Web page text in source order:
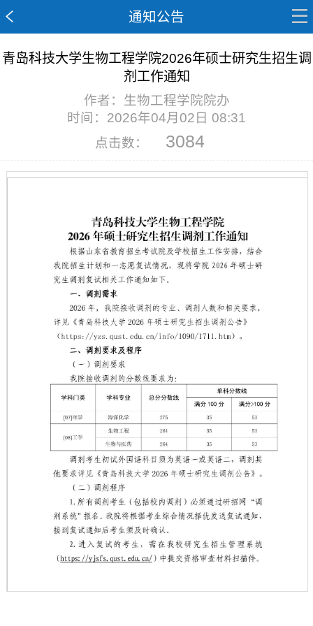
通知公告
青岛科技大学生物工程学院2026年硕士研究生招生调
剂工作通知
作者：生物工程学院院办
时间：2026年04月02日 08:31
点击数：
3084